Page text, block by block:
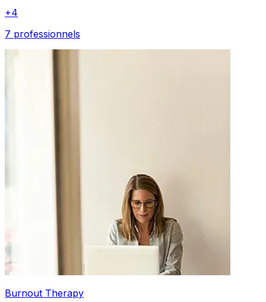
+4
7 professionnels
Burnout Therapy